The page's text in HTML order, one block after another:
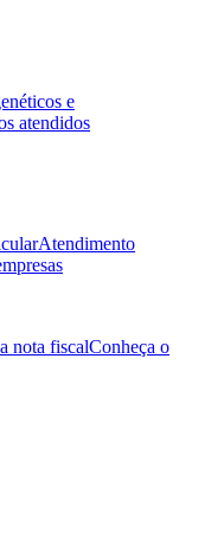
e
atendidos
Atendimento
nota fiscalConheça o